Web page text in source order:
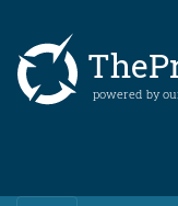
powered by